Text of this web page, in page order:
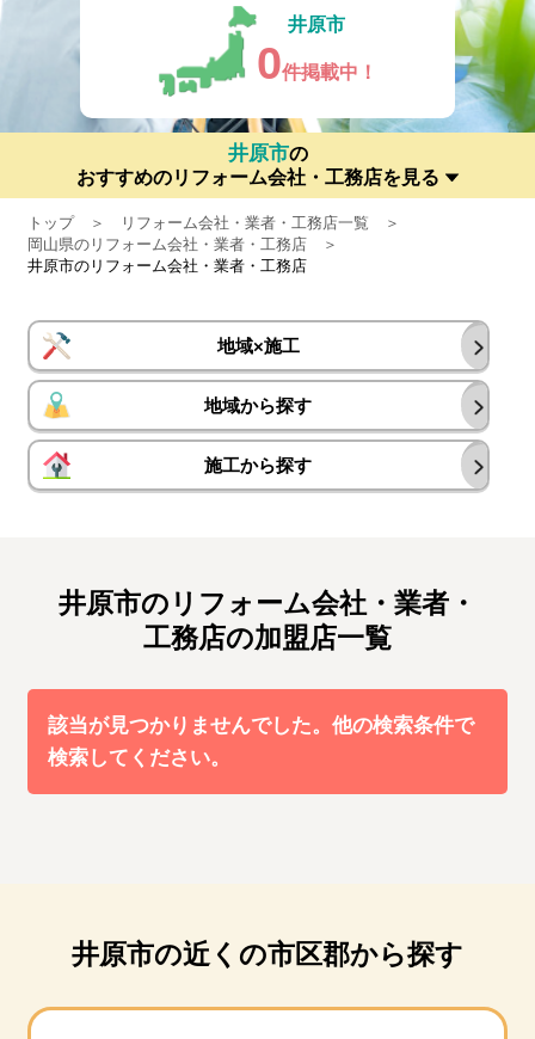
井原市
0件掲載中！
井原市の
おすすめのリフォーム会社・工務店を見る
トップ
リフォーム会社・業者・工務店一覧
岡山県のリフォーム会社・業者・工務店
井原市のリフォーム会社・業者・工務店
地域×施工
地域から探す
施工から探す
井原市のリフォーム会社・業者・
工務店の加盟店一覧
該当が見つかりませんでした。他の検索条件で
検索してください。
井原市の近くの市区郡から探す